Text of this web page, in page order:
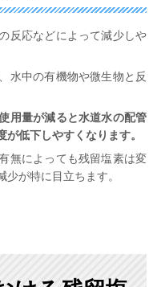
反応などによって減少しや
水中の有機物や微生物と反
用量が減ると水道水の配管
低下しやすくなります。
無によっても残留塩素は変
が特に目立ちます。